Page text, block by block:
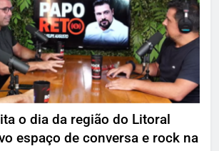
o dia da região do Litoral
espaço de conversa e rock na